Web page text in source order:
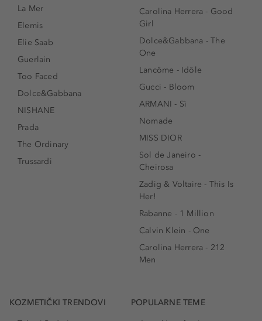
La Mer
Elemis
Elie Saab
Guerlain
Too Faced
Dolce&Gabbana
NISHANE
Prada
The Ordinary
Trussardi
Carolina Herrera - Good
Girl
Dolce&Gabbana - The
One
Lancôme - Idôle
Gucci - Bloom
ARMANI - Sì
Nomade
MISS DIOR
Sol de Janeiro -
Cheirosa
Zadig & Voltaire - This Is
Her!
Rabanne - 1 Million
Calvin Klein - One
Carolina Herrera - 212
Men
KOZMETIČKI TRENDOVI POPULARNE TEME